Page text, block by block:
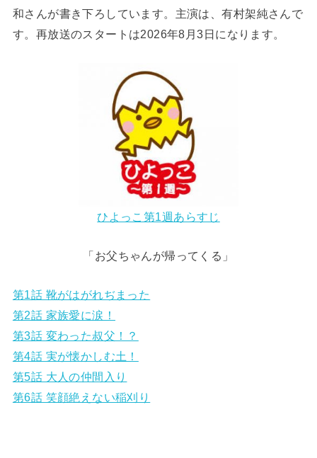
和さんが書き下ろしています。主演は、有村架純さんで
す。再放送のスタートは2026年8月3日になります。
ひよっこ第1週あらすじ
「お父ちゃんが帰ってくる」
第1話 靴がはがれぢまった
第2話 家族愛に涙！
第3話 変わった叔父！？
第4話 実が懐かしむ土！
第5話 大人の仲間入り
第6話 笑顔絶えない稲刈り